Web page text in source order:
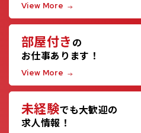
View More
部屋付き の
お仕事あります！
View More
未経験でも大歓迎の
求人情報！